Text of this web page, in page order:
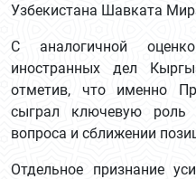
Узбекистана Шавката
С аналогичной
иностранных дел
отметив, что именно
сыграл ключевую роль
вопроса и сближении
Отдельное признание